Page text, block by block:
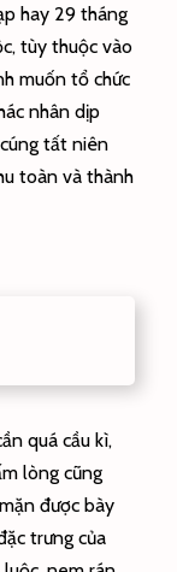
hay 29 tháng
tùy thuộc vào
muốn tổ chức
nhân dịp
tất niên
toàn và thành
quá cầu kì,
lòng cũng
được bày
trưng của